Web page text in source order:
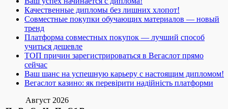
Качественные дипломы без лишних хлопот!
Совместные покупки обучающих материалов — новый
тренд
Платформа совместных покупок — лучший способ
учиться дешевле
ТОП причин зарегистрироваться в Вегаслот прямо
сейчас
Ваш шанс на успешную карьеру с настоящим дипломом!
Вегаслот казино: як перевірити надійність платформи
Август 2026